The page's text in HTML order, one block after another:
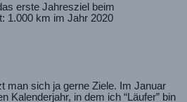
erste Jahresziel beim
1.000 km im Jahr 2020
man sich ja gerne Ziele. Im Januar
Kalenderjahr, in dem ich “Läufer” bin